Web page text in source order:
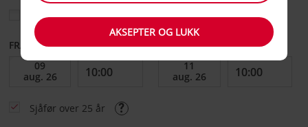
Velg et annet leveringssted
FRA DATO TIL DATO
Sjåfør over 25 år
AKSEPTER OG LUKK